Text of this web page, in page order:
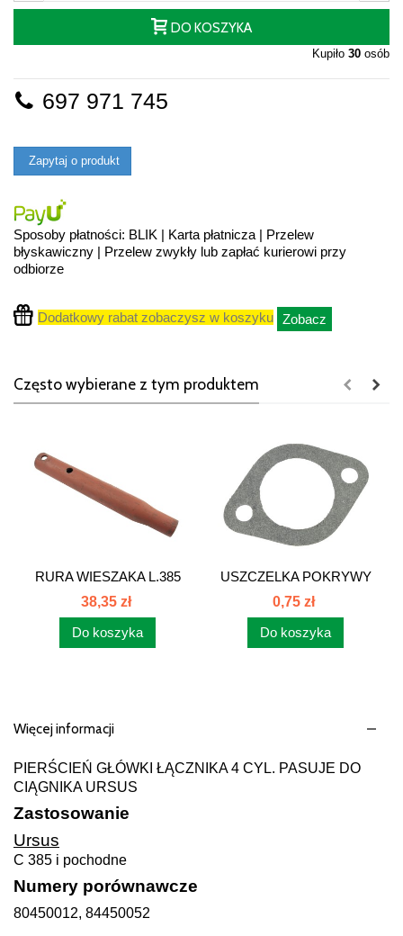
DO KOSZYKA
Kupiło 30 osób
697 971 745
Zapytaj o produkt
Sposoby płatności: BLIK | Karta płatnicza | Przelew
błyskawiczny | Przelew zwykły lub zapłać kurierowi przy
odbiorze
Dodatkowy rabat zobaczysz w koszyku Zobacz
Często wybierane z tym produktem
RURA WIESZAKA L.385
80450024...
38,35 zł
Do koszyka
USZCZELKA POKRYWY
GRZAŁKI...
0,75 zł
Do koszyka
Więcej informacji
PIERŚCIEŃ GŁÓWKI ŁĄCZNIKA 4 CYL. PASUJE DO
CIĄGNIKA URSUS
Zastosowanie
Ursus
C 385 i pochodne
Numery porównawcze
80450012, 84450052